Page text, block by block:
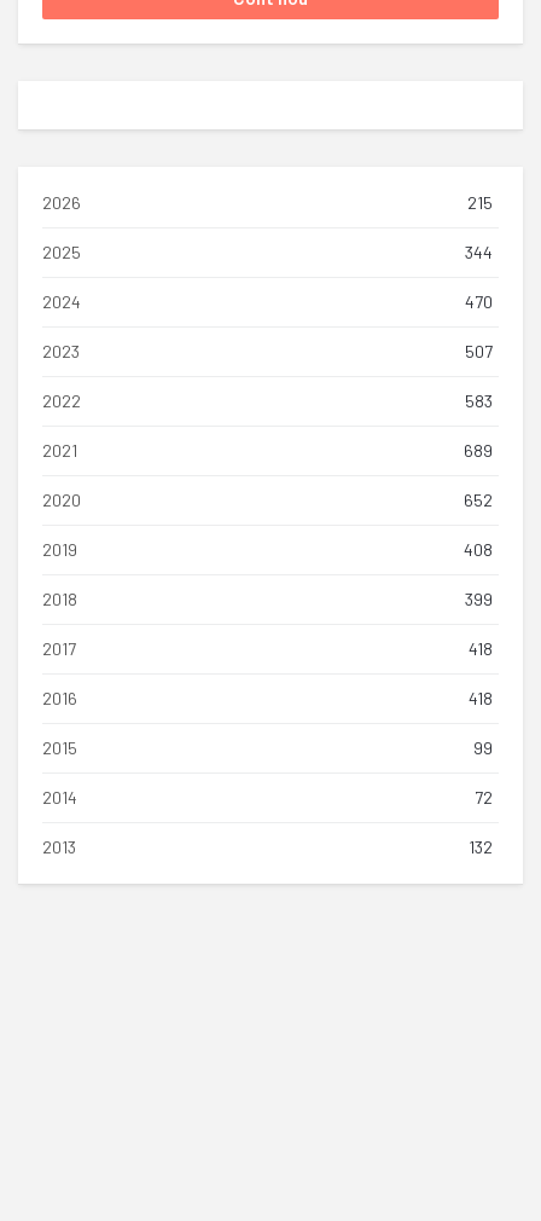
2026 215
2025 344
2024 470
2023 507
2022 583
2021 689
2020 652
2019 408
2018 399
2017 418
2016 418
2015 99
2014 72
2013 132